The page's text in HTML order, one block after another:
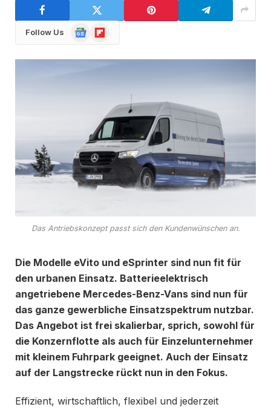
Follow Us
GoogleFlipboard
Das Antriebskonzept passt sich den Kundenwünschen an.
Die Modelle eVito und eSprinter sind nun fit für
den urbanen Einsatz. Batterieelektrisch
angetriebene Mercedes-Benz-Vans sind nun für
das ganze gewerbliche Einsatzspektrum nutzbar.
Das Angebot ist frei skalierbar, sprich, sowohl für
die Konzernflotte als auch für Einzelunternehmer
mit kleinem Fuhrpark geeignet. Auch der Einsatz
auf der Langstrecke rückt nun in den Fokus.
Effizient, wirtschaftlich, flexibel und jederzeit